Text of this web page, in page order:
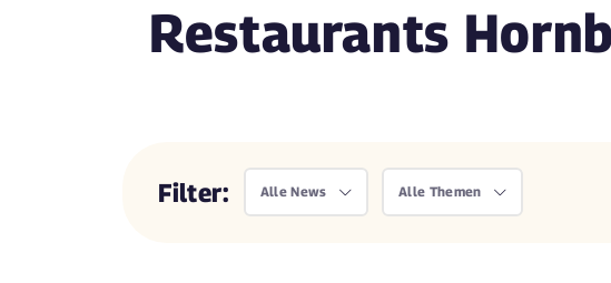
Restaurants
Filter: Alle News Alle Themen